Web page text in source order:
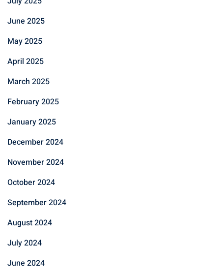
June 2025
May 2025
April 2025
March 2025
February 2025
January 2025
December 2024
November 2024
October 2024
September 2024
August 2024
July 2024
June 2024